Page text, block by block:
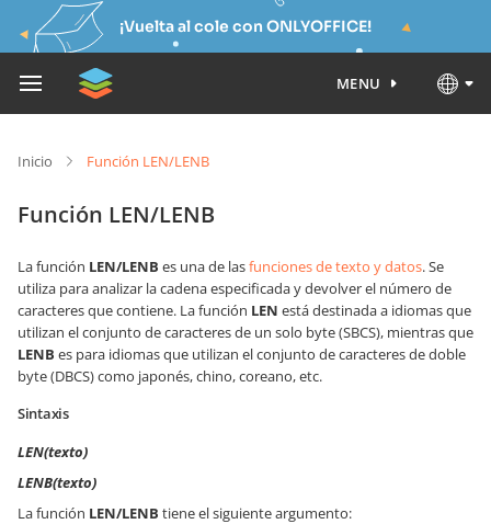
¡Vuelta al cole con ONLYOFFICE!
MENU
Inicio Función LEN/LENB
Función LEN/LENB
La función LEN/LENB es una de lasfunciones de texto y datos. Se
utiliza para analizar la cadena especificada y devolver el número de
caracteres que contiene. La función LEN está destinada a idiomas que
utilizan el conjunto de caracteres de un solo byte (SBCS), mientras que
LENB es para idiomas que utilizan el conjunto de caracteres de doble
byte (DBCS) como japonés, chino, coreano, etc.
Sintaxis
LEN(texto)
LENB(texto)
La función LEN/LENB tiene el siguiente argumento: